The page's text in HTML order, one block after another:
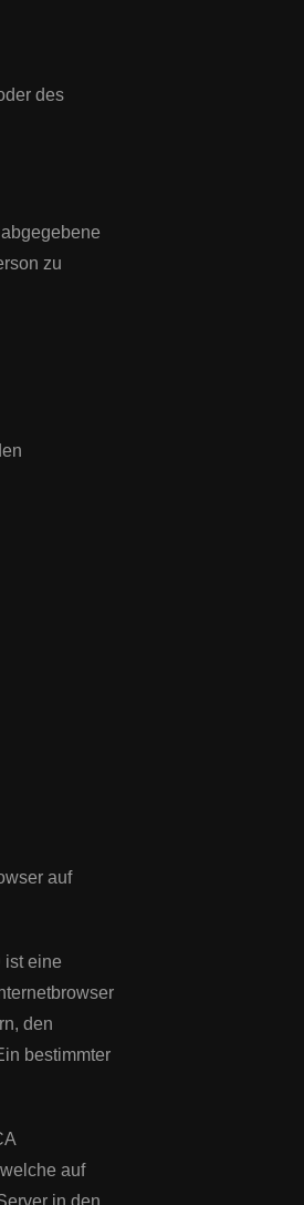
des
zu
auf
ist eine
den
bestimmter
auf
in den